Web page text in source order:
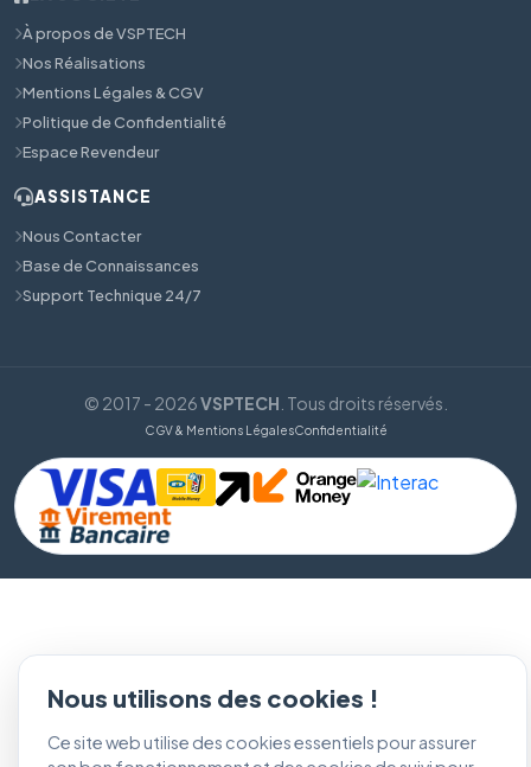
À propos de VSPTECH
Nos Réalisations
Mentions Légales & CGV
Politique de Confidentialité
Espace Revendeur
ASSISTANCE
Nous Contacter
Base de Connaissances
Support Technique 24/7
© 2017 - 2026VSPTECH . Tous droits réservés.
CGV & Mentions LégalesConfidentialité
Nous utilisons des cookies !
Ce site web utilise des cookies essentiels pour assurer